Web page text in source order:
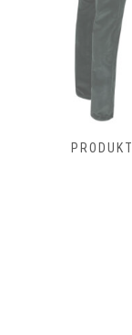
PRODUKT